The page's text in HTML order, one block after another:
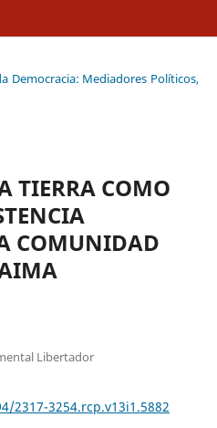
Democracia: Mediadores Políticos,
TIERRA COMO
COMUNIDAD
Libertador
2317-3254.rcp.v13i1.5882